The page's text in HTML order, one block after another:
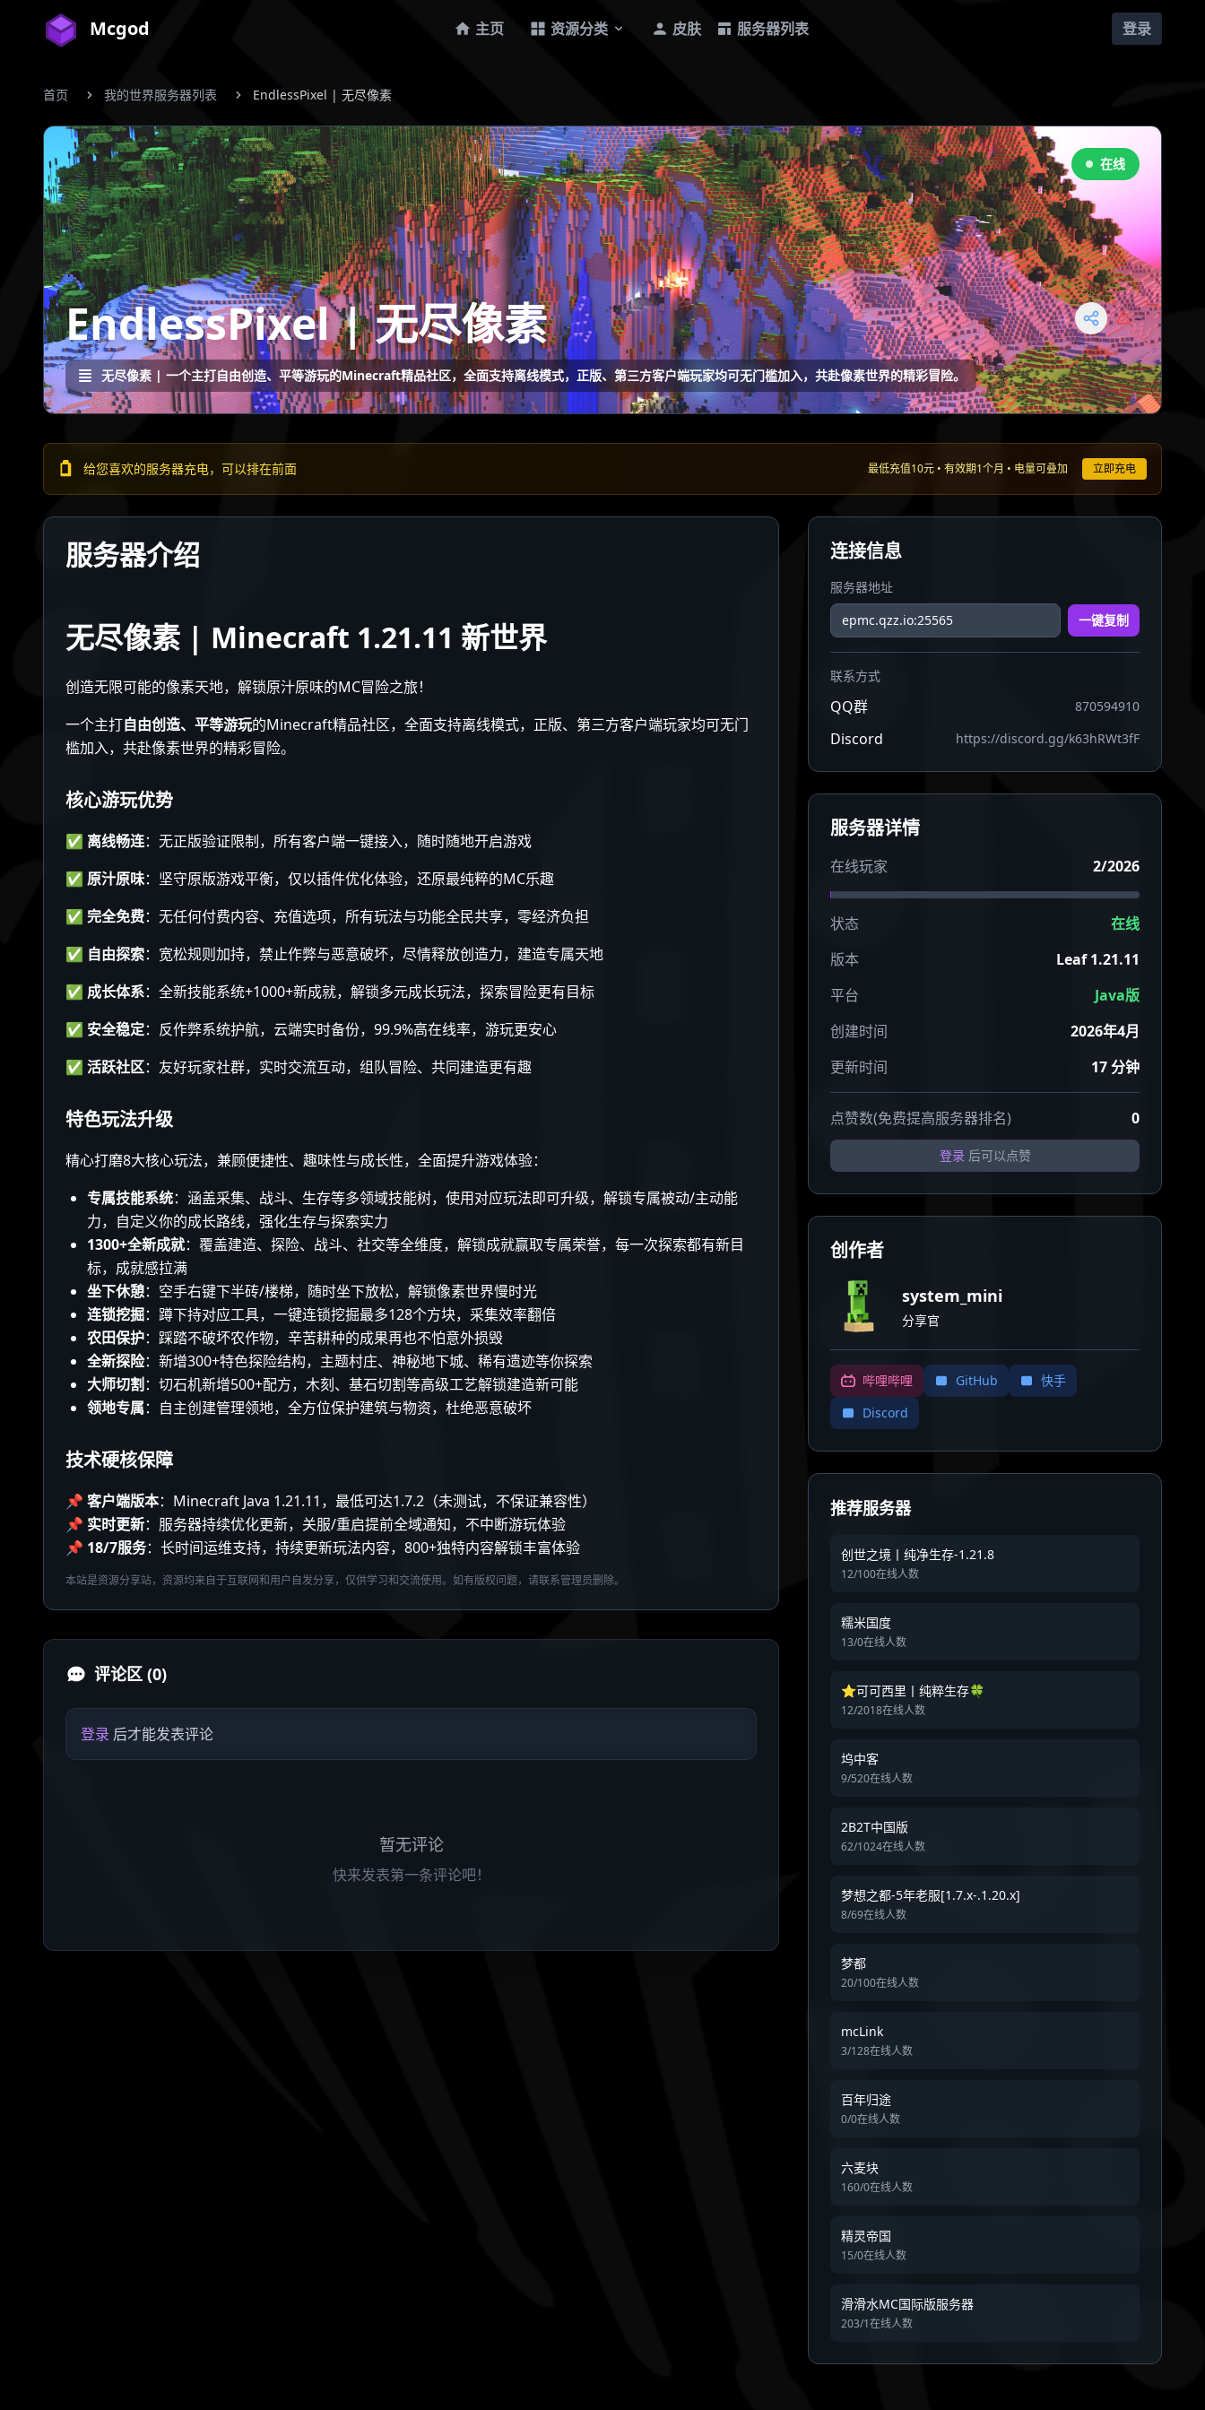
Mcgod 主页 资源分类 皮肤 服务器列表 登录
首页 我的世界服务器列表 EndlessPixel | 无尽像素
在线
EndlessPixel | 无尽像素
无尽像素 | 一个主打自由创造、平等游玩的Minecraft精品社区，全面支持离线模式，正版、第三方客户端玩家均可无门槛加入，共赴像素世界的精彩冒险。
给您喜欢的服务器充电，可以排在前面 最低充值10元 • 有效期1个月 • 电量可叠加 立即充电
服务器介绍
无尽像素 | Minecraft 1.21.11 新世界
创造无限可能的像素天地，解锁原汁原味的MC冒险之旅！
一个主打自由创造、平等游玩的Minecraft精品社区，全面支持离线模式，正版、第三方客户端玩家均可无门
槛加入，共赴像素世界的精彩冒险。
核心游玩优势
✅ 离线畅连：无正版验证限制，所有客户端一键接入，随时随地开启游戏
✅ 原汁原味：坚守原版游戏平衡，仅以插件优化体验，还原最纯粹的MC乐趣
✅ 完全免费：无任何付费内容、充值选项，所有玩法与功能全民共享，零经济负担
✅ 自由探索：宽松规则加持，禁止作弊与恶意破坏，尽情释放创造力，建造专属天地
✅ 成长体系：全新技能系统+1000+新成就，解锁多元成长玩法，探索冒险更有目标
✅ 安全稳定：反作弊系统护航，云端实时备份，99.9%高在线率，游玩更安心
✅ 活跃社区：友好玩家社群，实时交流互动，组队冒险、共同建造更有趣
特色玩法升级
精心打磨8大核心玩法，兼顾便捷性、趣味性与成长性，全面提升游戏体验：
专属技能系统：涵盖采集、战斗、生存等多领域技能树，使用对应玩法即可升级，解锁专属被动/主动能
力，自定义你的成长路线，强化生存与探索实力
1300+全新成就：覆盖建造、探险、战斗、社交等全维度，解锁成就赢取专属荣誉，每一次探索都有新目
标，成就感拉满
坐下休憩：空手右键下半砖/楼梯，随时坐下放松，解锁像素世界慢时光
连锁挖掘：蹲下持对应工具，一键连锁挖掘最多128个方块，采集效率翻倍
农田保护：踩踏不破坏农作物，辛苦耕种的成果再也不怕意外损毁
全新探险：新增300+特色探险结构，主题村庄、神秘地下城、稀有遗迹等你探索
大师切割 ：切石机新增500+配方，木刻、基石切割等高级工艺解锁建造新可能
领地专属：自主创建管理领地，全方位保护建筑与物资，杜绝恶意破坏
技术硬核保障
📌 客户端版本：Minecraft Java 1.21.11，最低可达1.7.2（未测试，不保证兼容性）
📌 实时更新：服务器持续优化更新，关服/重启提前全域通知，不中断游玩体验
📌 18/7服务：长时间运维支持，持续更新玩法内容，800+独特内容解锁丰富体验
本站是资源分享站，资源均来自于互联网和用户自发分享，仅供学习和交流使用。如有版权问题，请联系管理员删除。
评论区 (0)
登录 后才能发表评论
暂无评论
快来发表第一条评论吧！
连接信息
服务器地址
一键复制
联系方式
QQ群 870594910
Discord https://discord.gg/k63hRWt3fF
服务器详情
在线玩家 2/2026
状态
在线
版本
Leaf 1.21.11
平台
Java版
创建时间
2026年4月
更新时间
17 分钟
点赞数(免费提高服务器排名) 0
登录后可以点赞
创作者
system_mini
分享官
哔哩哔哩 GitHub
快手
Discord
推荐服务器
创世之境丨纯净生存-1.21.8
12/100在线人数
糯米国度
13/0在线人数
⭐可可西里丨纯粹生存🍀
12/2018在线人数
坞中客
9/520在线人数
2B2T中国版
62/1024在线人数
梦想之都-5年老服[1.7.x-.1.20.x]
8/69在线人数
梦都
20/100在线人数
mcLink
3/128在线人数
百年归途
0/0在线人数
六麦块
160/0在线人数
精灵帝国
15/0在线人数
滑滑水MC国际版服务器
203/1在线人数